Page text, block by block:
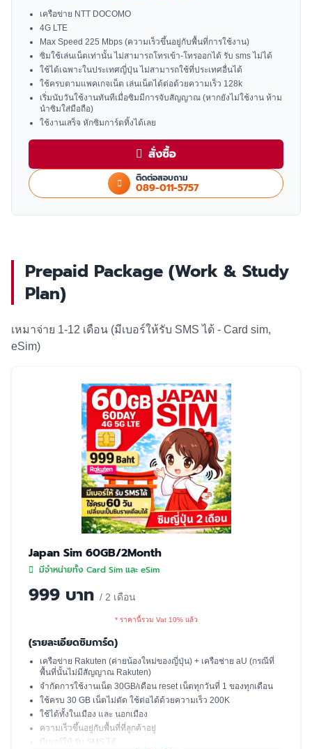
เครือข่าย NTT DOCOMO
4G LTE
Max Speed 225 Mbps (ความเร็วขึ้นอยู่กับพื้นที่การใช้งาน)
ซิมใช้เล่นเน็ตเท่านั้น ไม่สามารถโทรเข้า-โทรออกได้ รับ sms ไม่ได้
ใช้ได้เฉพาะในประเทศญี่ปุ่น ไม่สามารถใช้ที่ประเทศอื่นได้
ใช้ครบตามแพคเกจเน็ต เล่นเน็ตได้ต่อด้วยความเร็ว 128k
เริ่มนับวันใช้งานทันทีเมื่อซิมมีการจับสัญญาณ (หากยังไม่ใช้งาน ห้าม
นำซิมใส่มือถือ)
ใช้งานเสร็จ หักซิมการ์ดทิ้งได้เลย
สั่งซื้อ
ติดต่อสอบถาม
089-011-5757
Prepaid Package (Work & Study
Plan)
เหมาจ่าย 1-12 เดือน (มีเบอร์ให้รับ SMS ได้ - Card sim,
eSim)
Japan Sim 60GB/2Month
มีจำหน่ายทั้ง Card Sim และ eSim
999 บาท / 2 เดือน
* ราคานี้รวม Vat 10% แล้ว
(รายละเอียดซิมการ์ด)
เครือข่าย Rakuten (ค่ายน้องใหม่ของญี่ปุ่น) + เครือช่าย aU (กรณีที่
พื้นที่นั้นไม่มีสัญญาณ Rakuten)
จำกัดการใช้งานเน็ต 30GB/เดือน reset เน็ตทุกวันที่ 1 ของทุกเดือน
ใช้ครบ 30 GB เน็ตไม่ตัด ใช้ต่อได้ด้วยความเร็ว 200K
ใช้ได้ทั้งในเมือง และ นอกเมือง
ความเร็วขึ้นอยู่กับพื้นที่ที่ลูกค้าอยู่
มีเบอร์ให้ รับ SMS ได้